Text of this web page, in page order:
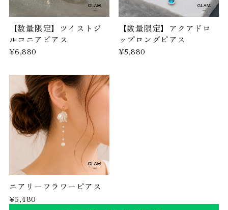
【数量限定】ツイストジ
ルコニアピアス
¥6,880
【数量限定】アクアドロ
ップロングピアス
¥5,880
エアリーフラワーピアス
¥5,480